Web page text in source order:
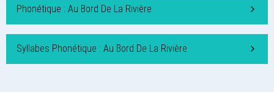
Phonétique : Au Bord De La Rivière
Syllabes Phonétique : Au Bord De La Rivière